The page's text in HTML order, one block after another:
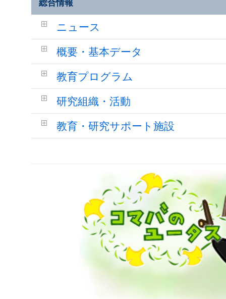
総合情報
ニュース
概要・基本データ
教育プログラム
研究組織・活動
教育・研究サポート施設